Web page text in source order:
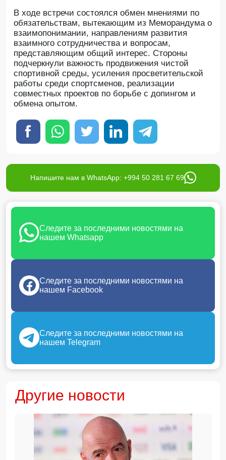
В ходе встречи состоялся обмен мнениями по
обязательствам, вытекающим из Меморандума о
взаимопонимании, направлениям развития
взаимного сотрудничества и вопросам,
представляющим общий интерес. Стороны
подчеркнули важность продвижения чистой
спортивной среды, усиления просветительской
работы среди спортсменов, реализации
совместных проектов по борьбе с допингом и
обмена опытом.
Напишите нам в WhatsApp: +994 50 281 67 69
Следите за последними новостями на
нашем Whatsapp
Следите за последними новостями на
нашем Facebook
Следите за последними новостями на
нашем Telegram
Другие новости